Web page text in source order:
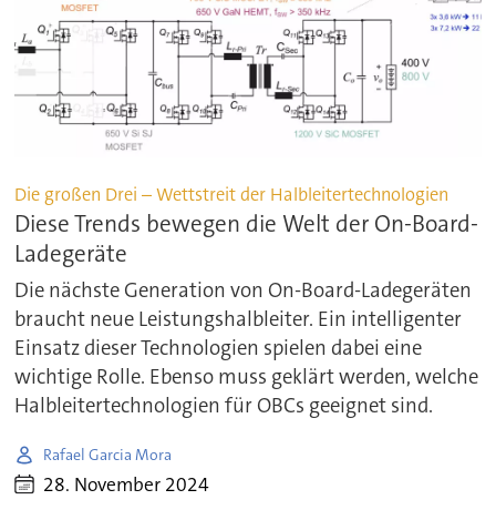
Die großen Drei – Wettstreit der Halbleitertechnologien
Diese Trends bewegen die Welt der On-Board-
Ladegeräte
Die nächste Generation von On-Board-Ladegeräten
braucht neue Leistungshalbleiter. Ein intelligenter
Einsatz dieser Technologien spielen dabei eine
wichtige Rolle. Ebenso muss geklärt werden, welche
Halbleitertechnologien für OBCs geeignet sind.
Rafael Garcia Mora
28. November 2024